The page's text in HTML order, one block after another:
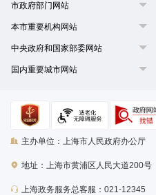
市政府部门网站
本市重要机构网站
中央政府和国家部委网站
国内重要城市网站
主办单位：上海市人民政府办公厅
地址：上海市黄浦区人民大道200号
上海政务服务总客服：021-12345